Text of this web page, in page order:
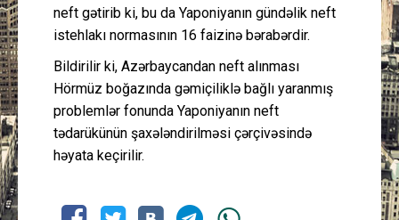
neft gətirib ki, bu da Yaponiyanın gündəlik neft
istehlakı normasının 16 faizinə bərabərdir.
Bildirilir ki, Azərbaycandan neft alınması
Hörmüz boğazında gəmiçiliklə bağlı yaranmış
problemlər fonunda Yaponiyanın neft
tədarükünün şaxələndirilməsi çərçivəsində
həyata keçirilir.